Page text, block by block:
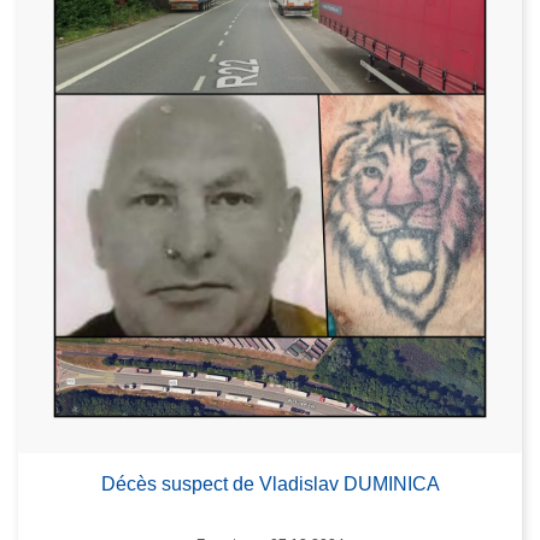
Décès suspect de Vladislav DUMINICA